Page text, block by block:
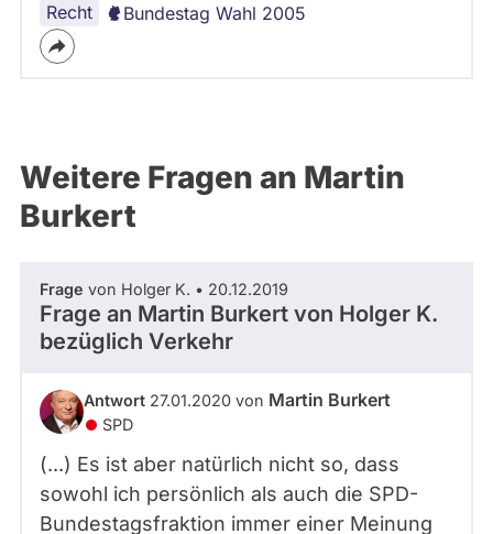
Recht Bundestag Wahl 2005
Weitere Fragen an Martin
Burkert
Frage von Holger K. • 20.12.2019
Frage an Martin Burkert von Holger K.
bezüglich Verkehr
Antwort 27.01.2020 von Martin Burkert
SPD
(...) Es ist aber natürlich nicht so, dass
sowohl ich persönlich als auch die SPD-
Bundestagsfraktion immer einer Meinung